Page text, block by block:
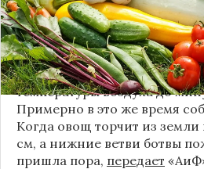
Так, среднеспелые ждут до
поздние можно убирать
главное, чтобы овощи не
если обещают затяжные
температуры воздуха до
Примерно в это же время
Когда овощ торчит из земли
см, а нижние ветви ботвы
пришла пора, передает